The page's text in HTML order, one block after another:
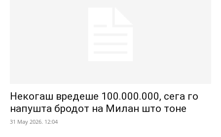
Некогаш вредеше 100.000.000, сега го
напушта бродот на Милан што тоне
31 May 2026. 12:04